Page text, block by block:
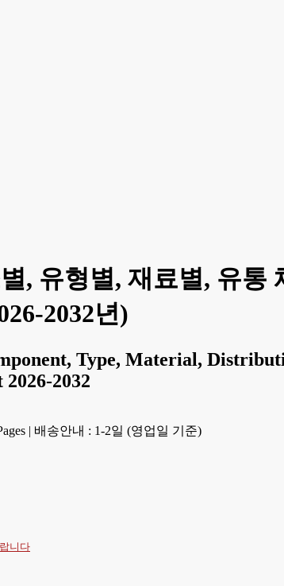
, 유형별, 재료별, 유통
2032년)
Type, Material,
2032
| 배송안내 : 1-2일 (영업일 기준)
니다